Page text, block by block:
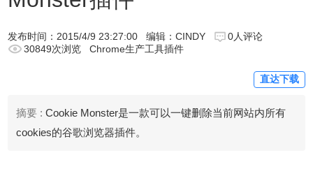
发布时间： 2015/4/9 23:27:00 编辑：CINDY
0人评论
30849次浏览
Chrome生产工具插件
直达下载
摘要 : Cookie Monster是一款可以一键删除当前网站内所有
cookies的谷歌浏览器插件。